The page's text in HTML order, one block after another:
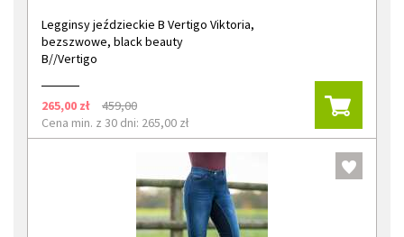
Legginsy jeździeckie B Vertigo Viktoria,
bezszwowe, black beauty
B//Vertigo
265,00 zł
459,00
Cena min. z 30 dni: 265,00 zł